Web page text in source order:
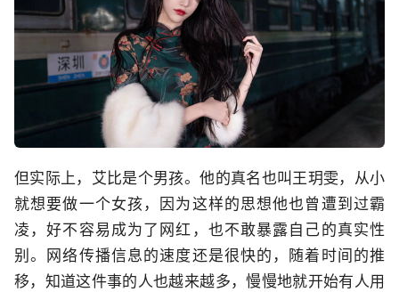
但实际上，艾比是个男孩。他的真名也叫王玥雯，从小
就想要做一个女孩，因为这样的思想他也曾遭到过霸
凌，好不容易成为了网红，也不敢暴露自己的真实性
别。网络传播信息的速度还是很快的，随着时间的推
移，知道这件事的人也越来越多，慢慢地就开始有人用